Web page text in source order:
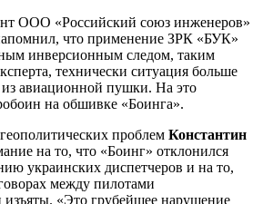
ООО «Российский союз инженеров»
что применение ЗРК «БУК»
инверсионным следом, таким
технически ситуация больше
авиационной пушки. На это
на обшивке «Боинга».
проблем Константин
на то, что «Боинг» отклонился
украинских диспетчеров и на то,
между пилотами
«Это грубейшее нарушение